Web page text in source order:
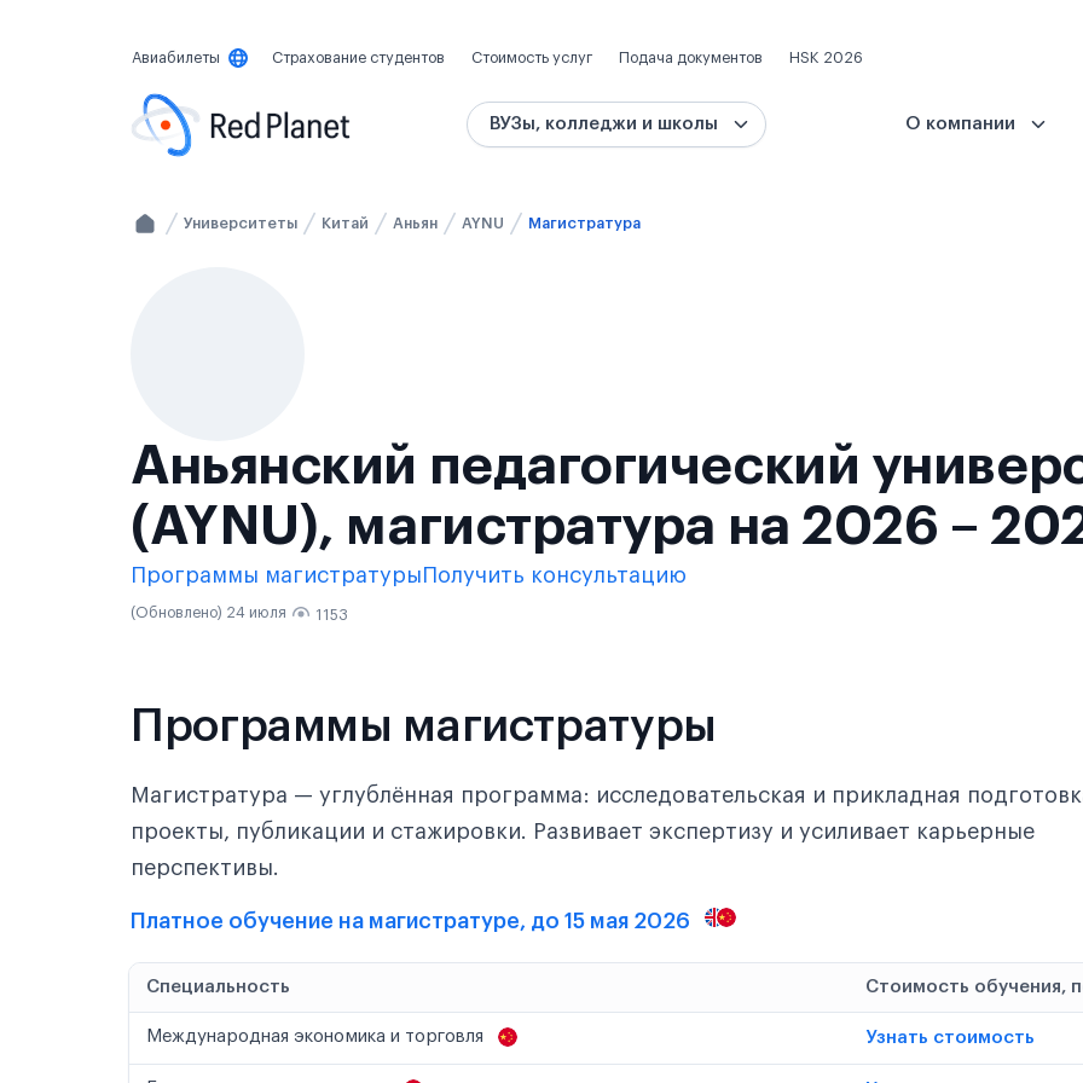
Авиабилеты Страхование студентов Стоимость услуг Подача документов HSK 2026
ВУЗы, колледжи и школы О компании
Университеты Китай Аньян AYNU Магистратура
Аньянский педагогический
(AYNU), магистратура на 2026 –
Программы магистратуры Получить консультацию
(Обновлено) 24 июля 1153
Программы магистратуры
Магистратура — углублённая программа: исследовательская и прикладная
проекты, публикации и стажировки. Развивает экспертизу и усиливает карьерные
перспективы.
Платное обучение на магистратуре, до 15 мая 2026
Специальность Стоимость обучения,
Международная экономика и торговля Узнать стоимость